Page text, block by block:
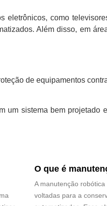
como
Além disso, em
de equipamentos
um sistema bem projetado
O que é
A manutenção
voltadas para a